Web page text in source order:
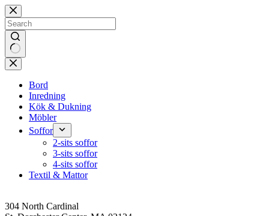
Skip
to
content
No
results
Bord
Inredning
Kök & Dukning
Möbler
Soffor
2-sits soffor
3-sits soffor
4-sits soffor
Textil & Mattor
304 North Cardinal